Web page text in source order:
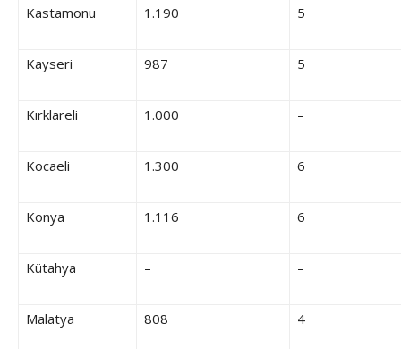
Kastamonu 1.190 5
Kayseri 987 5
Kırklareli 1.000 –
Kocaeli 1.300 6
Konya 1.116 6
Kütahya – –
Malatya 808 4